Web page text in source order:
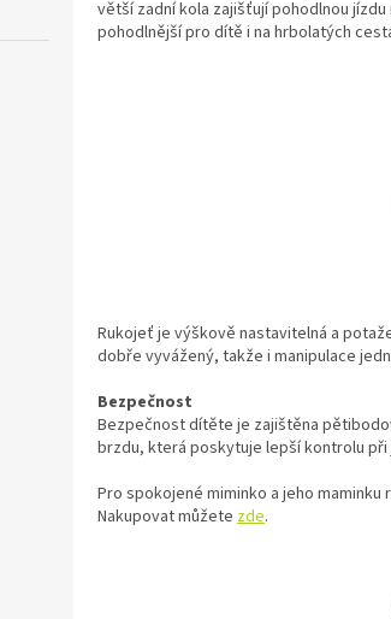
větší zadní kola zajišťují pohodlnou
pohodlnější pro dítě i na hrbolatých
Rukojeť je výškově nastavitelná a
dobře vyvážený, takže i manipulace
Bezpečnost
Bezpečnost dítěte je zajištěna
brzdu, která poskytuje lepší kontrolu
Pro spokojené miminko a jeho
Nakupovat můžete zde.